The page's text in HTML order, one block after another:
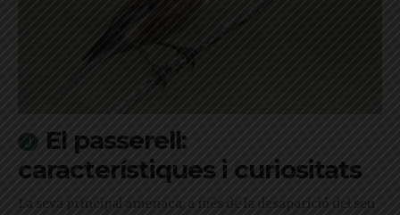
El passerell:
característiques i curiositats
La seva principal amenaça, a més de la desaparició del seu